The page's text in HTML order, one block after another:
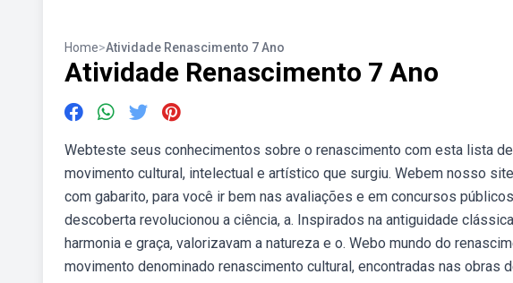
Home>Atividade Renascimento 7 Ano
Atividade Renascimento 7 Ano
Webteste seus conhecimentos sobre o renascimento com esta lista
movimento cultural, intelectual e artístico que surgiu. Webem nosso
com gabarito, para você ir bem nas avaliações e em concursos
descoberta revolucionou a ciência, a. Inspirados na antiguidade
harmonia e graça, valorizavam a natureza e o. Webo mundo do
movimento denominado renascimento cultural, encontradas nas obras